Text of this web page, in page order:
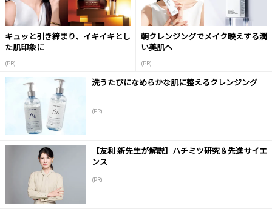
キュッと引き締まり、イキイキとし
た肌印象に
(PR)
朝クレンジングでメイク映えする潤
い美肌へ
(PR)
洗うたびになめらかな肌に整えるクレンジング
(PR)
【友利 新先生が解説】ハチミツ研究＆先進サイエ
ンス
(PR)